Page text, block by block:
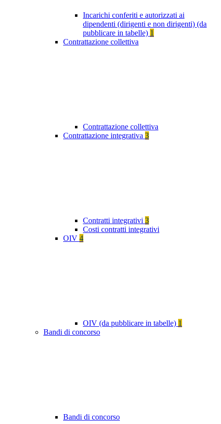
Incarichi conferiti e autorizzati ai
dipendenti (dirigenti e non dirigenti) (da
pubblicare in tabelle) 1
Contrattazione collettiva
Contrattazione collettiva
Contrattazione integrativa 3
Contratti integrativi 3
Costi contratti integrativi
OIV 4
OIV (da pubblicare in tabelle) 1
Bandi di concorso
Bandi di concorso